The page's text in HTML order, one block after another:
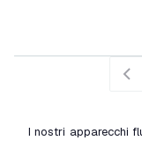
I nostri apparecchi